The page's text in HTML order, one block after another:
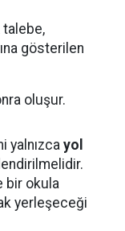
talebe,
gösterilen
oluşur.
yalnızca yol
bir okula
yerleşeceği